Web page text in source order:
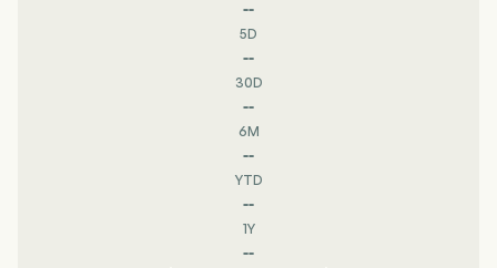
--
5D
--
30D
--
6M
--
YTD
--
1Y
--